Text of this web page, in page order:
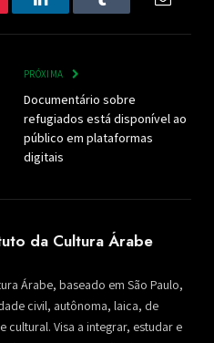
LinkedInTumblr
PRÓXIMA
Documentário sobre
refugiados está disponível ao
público em plataformas
digitais
da Cultura Árabe
Árabe, baseado em São Paulo,
civil, autônoma, laica, de
cultural. Visa a integrar, estudar e